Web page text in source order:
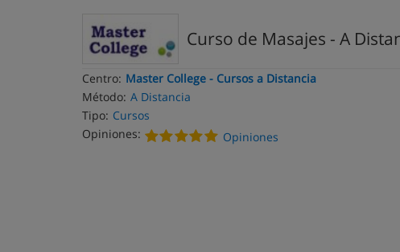
Curso de Masajes - A
Centro: Master College - Cursos a Distancia
Método: A Distancia
Tipo: Cursos
Opiniones:
Opiniones